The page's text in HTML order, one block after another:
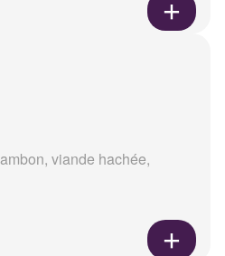
viande hachée,